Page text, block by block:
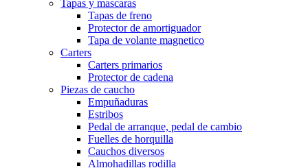
Tapas y mascaras
Tapas de freno
Protector de amortiguador
Tapa de volante magnetico
Carters
Carters primarios
Protector de cadena
Piezas de caucho
Empuñaduras
Estribos
Pedal de arranque, pedal de cambio
Fuelles de horquilla
Cauchos diversos
Almohadillas rodilla